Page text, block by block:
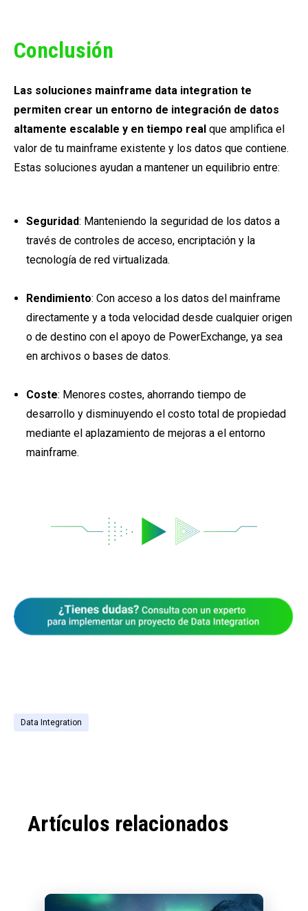
Conclusión
Las soluciones mainframe data integration te
permiten crear un entorno de integración de datos
altamente escalable y en tiempo real que amplifica el
valor de tu mainframe existente y los datos que contiene.
Estas soluciones ayudan a mantener un equilibrio entre:
Seguridad: Manteniendo la seguridad de los datos a
través de controles de acceso, encriptación y la
tecnología de red virtualizada.
Rendimiento: Con acceso a los datos del mainframe
directamente y a toda velocidad desde cualquier origen
o de destino con el apoyo de PowerExchange, ya sea
en archivos o bases de datos.
Coste: Menores costes, ahorrando tiempo de
desarrollo y disminuyendo el costo total de propiedad
mediante el aplazamiento de mejoras a el entorno
mainframe.
Data Integration
Artículos relacionados